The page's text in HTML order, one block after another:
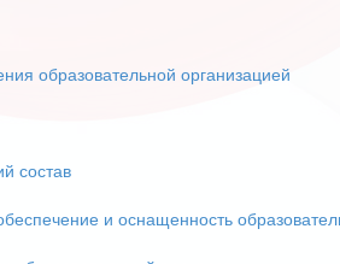
образовательной организацией
состав
и оснащенность